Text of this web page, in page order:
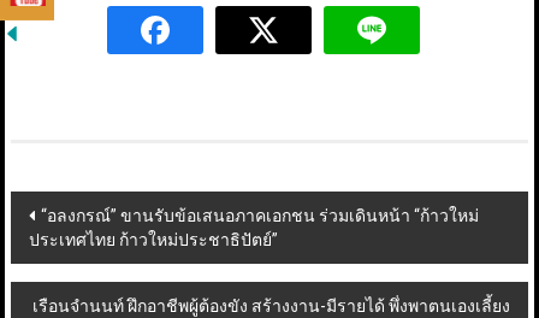
Post
navigation
“อลงกรณ์” ขานรับข้อเสนอภาคเอกชน ร่วมเดินหน้า “ก้าวใหม่
ประเทศไทย ก้าวใหม่ประชาธิปัตย์”
เรือนจำนนท์ ฝึกอาชีพผู้ต้องขัง สร้างงาน-มีรายได้ พึ่งพาตนเองเลี้ยง